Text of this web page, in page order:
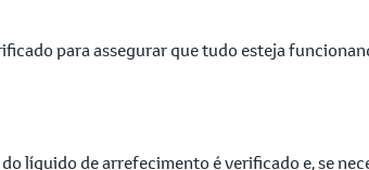
para assegurar que tudo esteja
líquido de arrefecimento é verificado e, se